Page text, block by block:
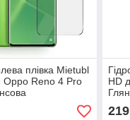
плівка Mietubl
Oppo Reno 4 Pro
HD
219